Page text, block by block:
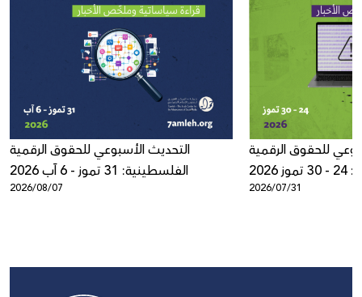
التحديث الأسبوعي للحقوق الرقمية
الفلسطينية: 31 تموز - 6 آب 2026
2026/08/07
للحقوق الرقمية
2026
2026/07/31